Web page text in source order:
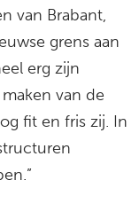
van Brabant,
grens aan
erg zijn
van de
fit en fris zij. In